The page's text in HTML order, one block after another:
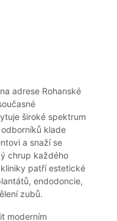
adrese Rohanské
široké spektrum
klade
a snaží se
chrup každého
patří estetické
endodoncie,
zubů.
moderním